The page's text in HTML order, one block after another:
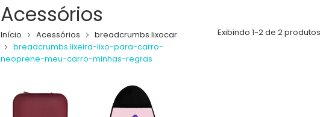
Acessórios
Início Acessórios
breadcrumbs.lixocar
breadcrumbs.lixeira-lixo-para-carro-
neoprene-meu-carro-minhas-regras
Exibindo 1-2 de 2 produtos